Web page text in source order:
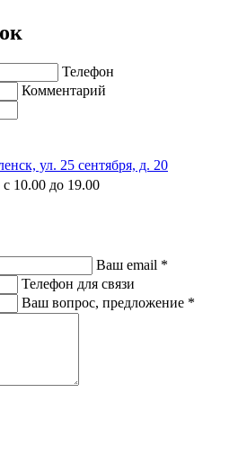
Телефон
Комментарий
ул. 25 сентября, д. 20
10.00 до 19.00
Ваш email *
Телефон для связи
Ваш вопрос, предложение *